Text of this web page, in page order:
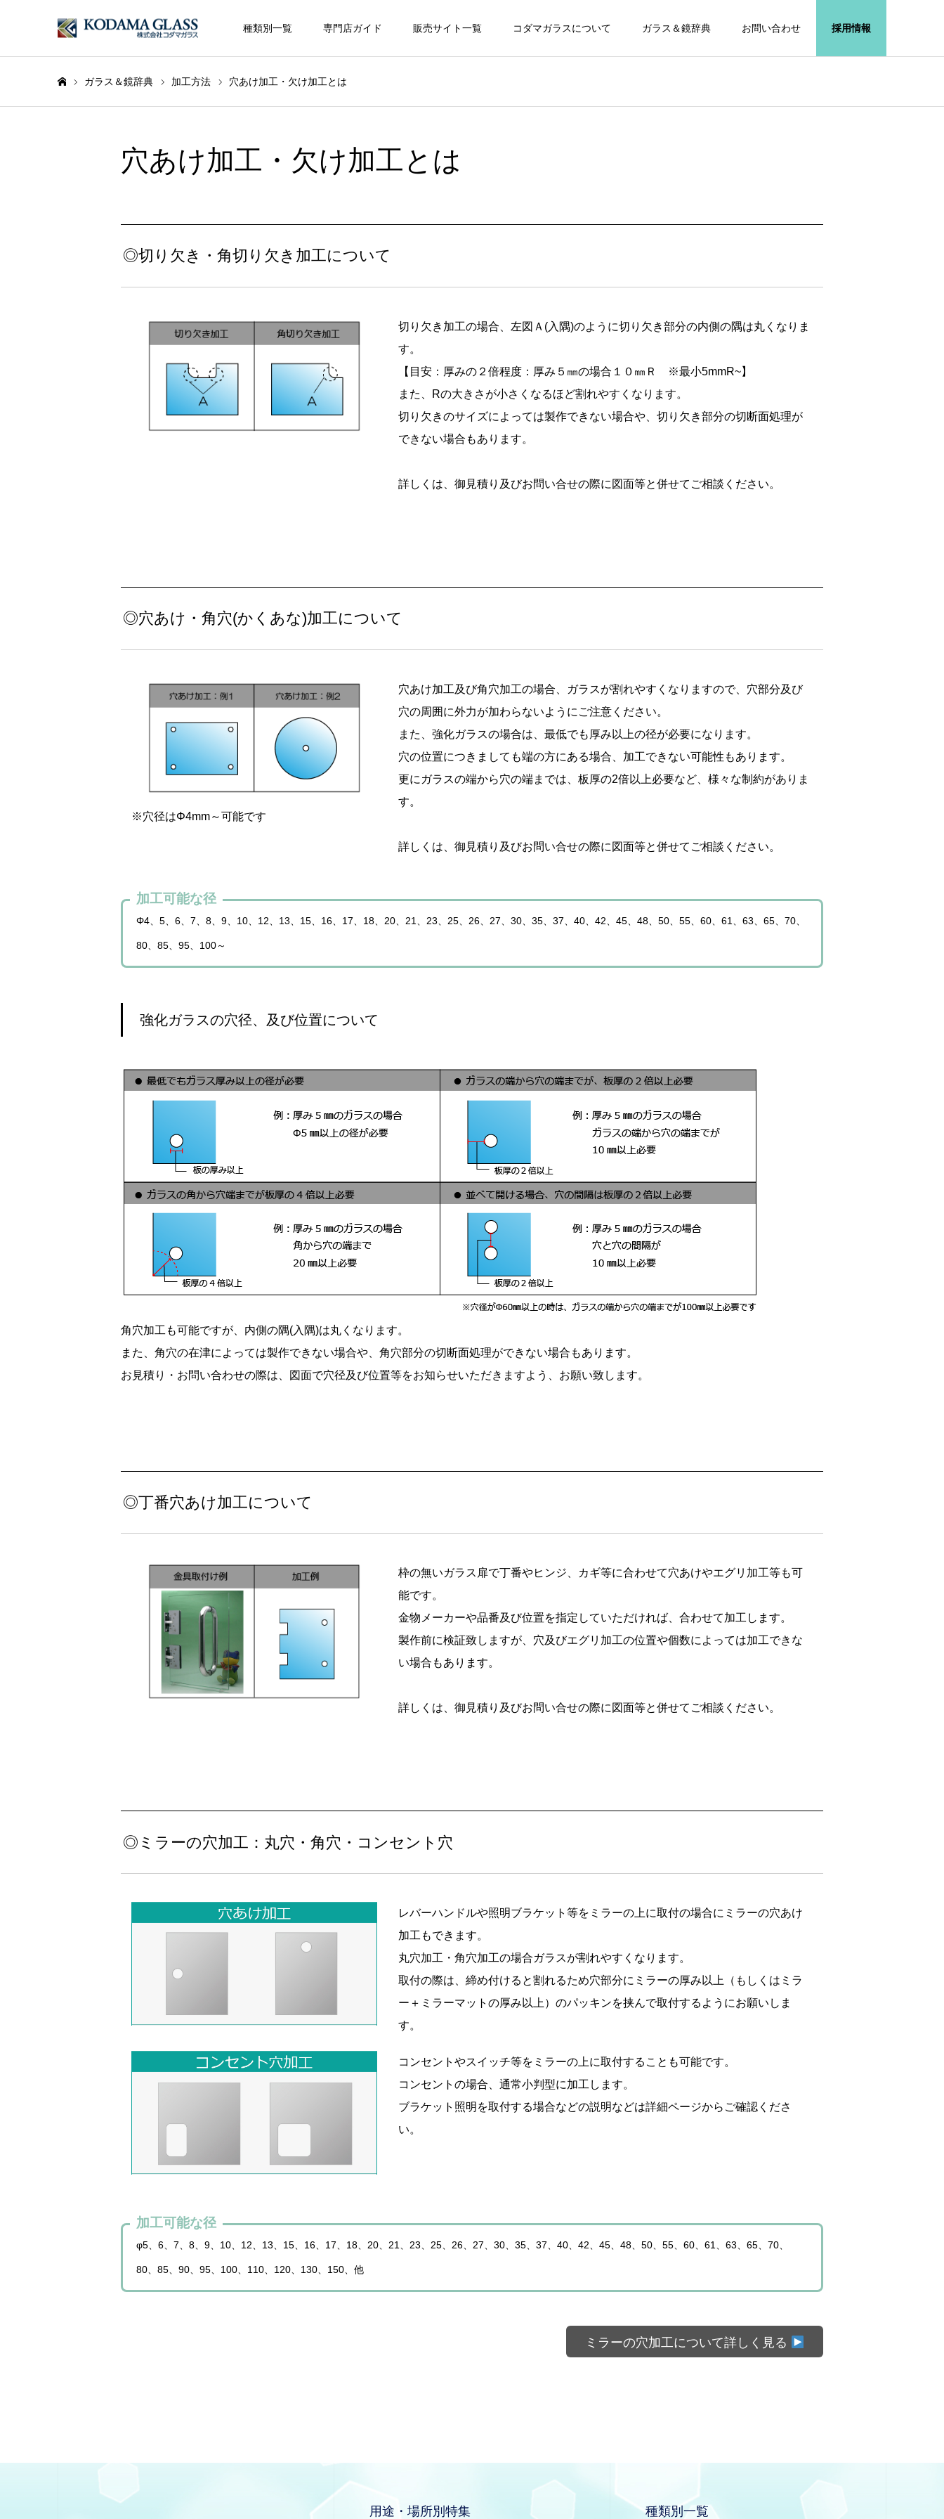
種類別一覧 専門店ガイド 販売サイト一覧 コダマガラスについて ガラス＆鏡辞典 お問い合わせ 採用情報
ガラス＆鏡辞典 加工方法 穴あけ加工・欠け加工とは
穴あけ加工・欠け加工とは
◎切り欠き・角切り欠き加工について
切り欠き加工の場合、左図Ａ(入隅)のように切り欠き部分の内側の隅は丸くなりま
す。
【目安：厚みの２倍程度：厚み５㎜の場合１０㎜Ｒ ※最小5mmR~】
また、Rの大きさが小さくなるほど割れやすくなります。
切り欠きのサイズによっては製作できない場合や、切り欠き部分の切断面処理が
できない場合もあります。
詳しくは、御見積り及びお問い合せの際に図面等と併せてご相談ください。
◎穴あけ・角穴(かくあな)加工について
※穴径はΦ4mm～可能です
穴あけ加工及び角穴加工の場合、ガラスが割れやすくなりますので、穴部分及び
穴の周囲に外力が加わらないようにご注意ください。
また、強化ガラスの場合は、最低でも厚み以上の径が必要になります。
穴の位置につきましても端の方にある場合、加工できない可能性もあります。
更にガラスの端から穴の端までは、板厚の2倍以上必要など、様々な制約がありま
す。
詳しくは、御見積り及びお問い合せの際に図面等と併せてご相談ください。
加工可能な径
Φ4、5、6、7、8、9、10、12、13、15、16、17、18、20、21、23、25、26、27、30、35、37、40、42、45、48、50、55、60、61、63、65、70、
80、85、95、100～
強化ガラスの穴径、及び位置について
角穴加工も可能ですが、内側の隅(入隅)は丸くなります。
また、角穴の在津によっては製作できない場合や、角穴部分の切断面処理ができない場合もあります。
お見積り・お問い合わせの際は、図面で穴径及び位置等をお知らせいただきますよう、お願い致します。
◎丁番穴あけ加工について
枠の無いガラス扉で丁番やヒンジ、カギ等に合わせて穴あけやエグリ加工等も可
能です。
金物メーカーや品番及び位置を指定していただければ、合わせて加工します。
製作前に検証致しますが、穴及びエグリ加工の位置や個数によっては加工できな
い場合もあります。
詳しくは、御見積り及びお問い合せの際に図面等と併せてご相談ください。
◎ミラーの穴加工：丸穴・角穴・コンセント穴
レバーハンドルや照明ブラケット等をミラーの上に取付の場合にミラーの穴あけ
加工もできます。
丸穴加工・角穴加工の場合ガラスが割れやすくなります。
取付の際は、締め付けると割れるため穴部分にミラーの厚み以上（もしくはミラ
ー＋ミラーマットの厚み以上）のパッキンを挟んで取付するようにお願いしま
す。
コンセントやスイッチ等をミラーの上に取付することも可能です。
コンセントの場合、通常小判型に加工します。
ブラケット照明を取付する場合などの説明などは詳細ページからご確認くださ
い。
加工可能な径
φ5、6、7、8、9、10、12、13、15、16、17、18、20、21、23、25、26、27、30、35、37、40、42、45、48、50、55、60、61、63、65、70、
80、85、90、95、100、110、120、130、150、他
ミラーの穴加工について詳しく見る
用途・場所別特集 種類別一覧